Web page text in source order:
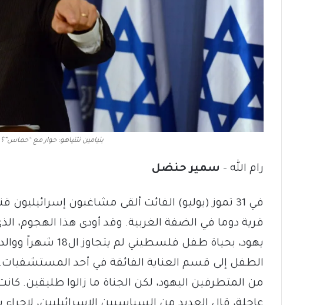
بنيامين نتنياهو: حوار مع “حماس”؟
رام الله – سمير حنضل
في 31 تموز (يوليو) الفائت ألقى مشاغبون
قرية دوما في الضفة الغربية. وقد أودى هذا الهجوم،
يهود، بحياة طفل
الطفل إلى قسم العناية الفائقة في أحد
من المتطرفين اليهود، لكن الجناة ما زالوا طليقين.